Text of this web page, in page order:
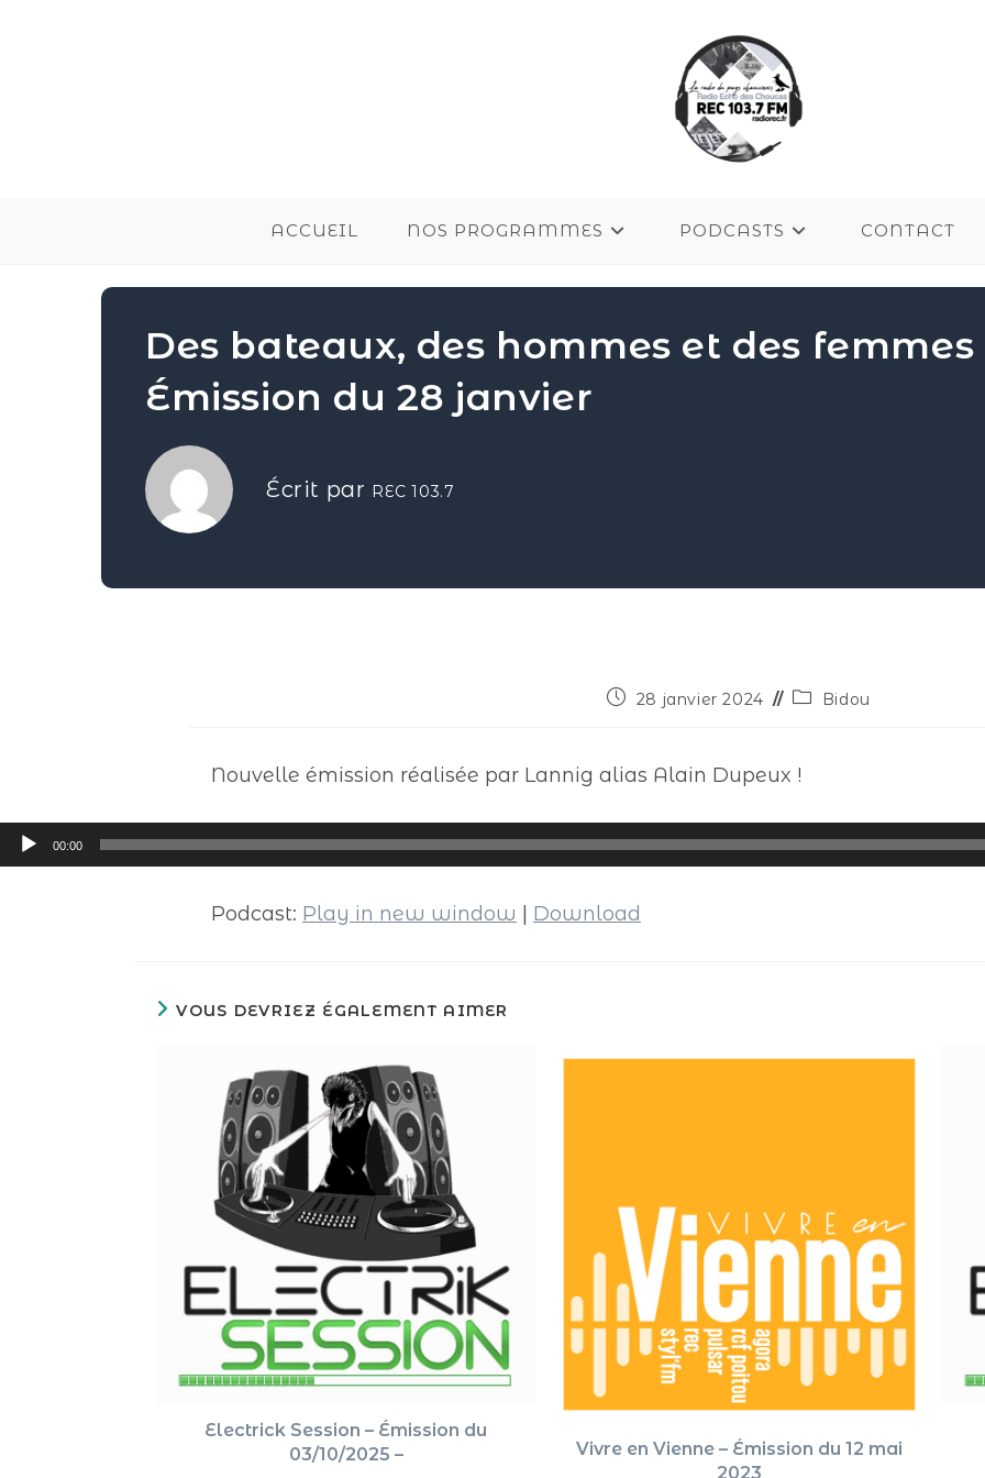
ACCUEIL NOS PROGRAMMES PODCASTS CONTACT
Des bateaux, des hommes et des femmes
Émission du 28 janvier
Écrit par REC 103.7
28 janvier 2024 Bidou
Nouvelle émission réalisée par Lannig alias Alain Dupeux !
Lecteur
audio
00:00
Podcast: Play in new window Download
VOUS DEVRIEZ ÉGALEMENT AIMER
Electrick Session – Émission du
03/10/2025 –
Vivre en Vienne – Émission du 12 mai
2023